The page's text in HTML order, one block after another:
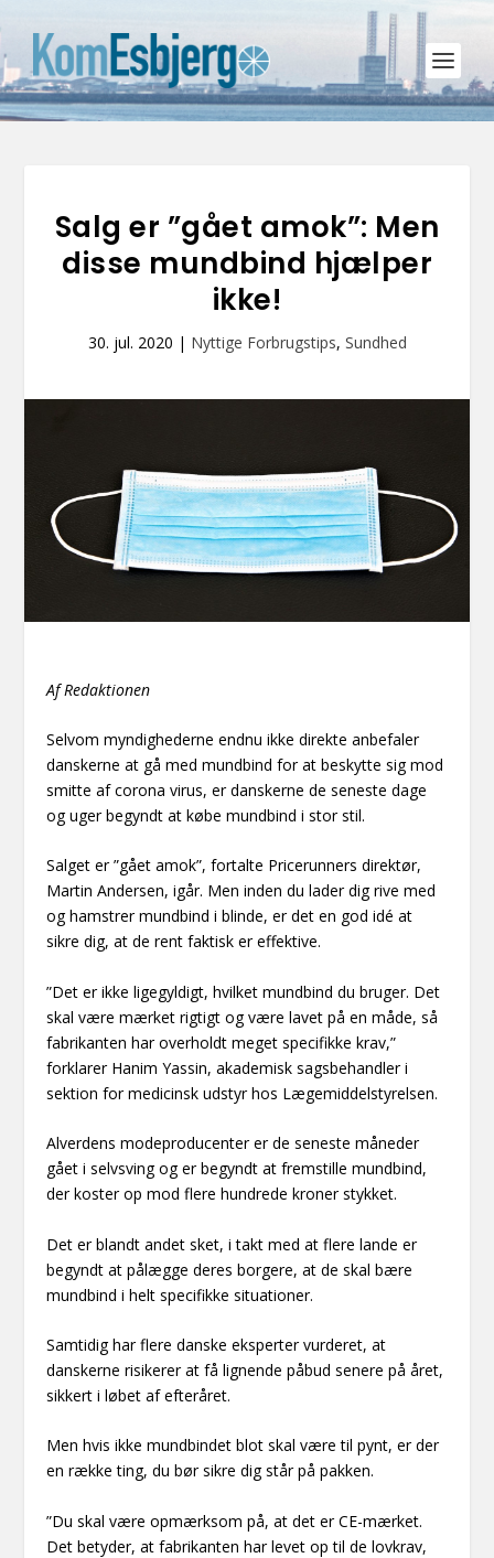
Salg er ”gået amok”: Men
disse mundbind hjælper
ikke!
30. jul. 2020 | Nyttige Forbrugstips, Sundhed
Af Redaktionen
Selvom myndighederne endnu ikke direkte anbefaler
danskerne at gå med mundbind for at beskytte sig mod
smitte af corona virus, er danskerne de seneste dage
og uger begyndt at købe mundbind i stor stil.
Salget er ”gået amok”, fortalte Pricerunners direktør,
Martin Andersen, igår. Men inden du lader dig rive med
og hamstrer mundbind i blinde, er det en god idé at
sikre dig, at de rent faktisk er effektive.
”Det er ikke ligegyldigt, hvilket mundbind du bruger. Det
skal være mærket rigtigt og være lavet på en måde, så
fabrikanten har overholdt meget specifikke krav,”
forklarer Hanim Yassin, akademisk sagsbehandler i
sektion for medicinsk udstyr hos Lægemiddelstyrelsen.
Alverdens modeproducenter er de seneste måneder
gået i selvsving og er begyndt at fremstille mundbind,
der koster op mod flere hundrede kroner stykket.
Det er blandt andet sket, i takt med at flere lande er
begyndt at pålægge deres borgere, at de skal bære
mundbind i helt specifikke situationer.
Samtidig har flere danske eksperter vurderet, at
danskerne risikerer at få lignende påbud senere på året,
sikkert i løbet af efteråret.
Men hvis ikke mundbindet blot skal være til pynt, er der
en række ting, du bør sikre dig står på pakken.
”Du skal være opmærksom på, at det er CE-mærket.
Det betyder, at fabrikanten har levet op til de lovkrav,